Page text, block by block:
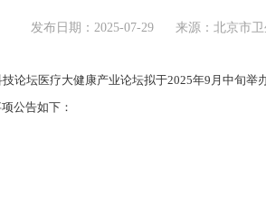
发布日期：2025-07-29 来源：北京市
论坛医疗大健康产业论坛拟于2025年9月中旬
公告如下：